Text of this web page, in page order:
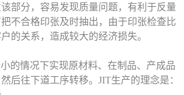
部分，容易发现质量问题，有利于反量
不合格印张及时抽出，由于印张检查比
的关系，造成较大的经济损失。
的情况下实现原材料、在制品、产成品
后往下道工序转移。JIT生产的理念是：